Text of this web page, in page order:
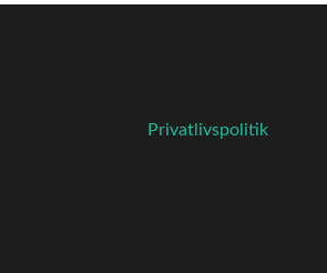
Privatlivspolitik